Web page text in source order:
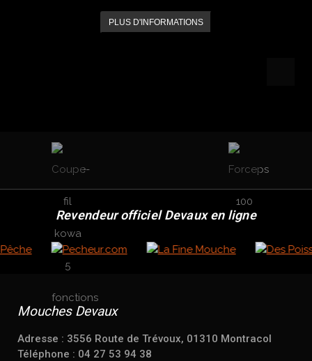
PLUS D'INFORMATIONS
Revendeur officiel Devaux en ligne
Mouches Devaux
Adresse : 3556 Route de Trévoux, 01310 Montracol
Téléphone : 04 27 53 94 38